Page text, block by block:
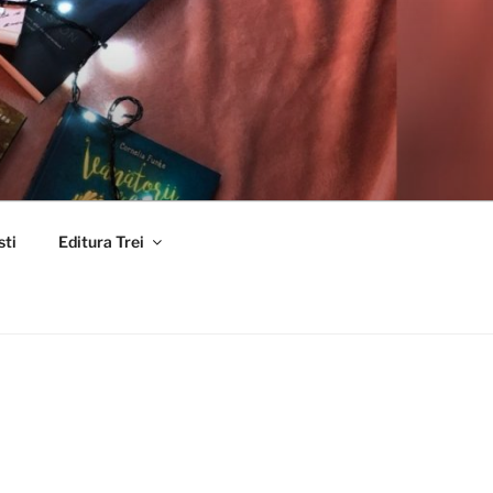
Editura Trei